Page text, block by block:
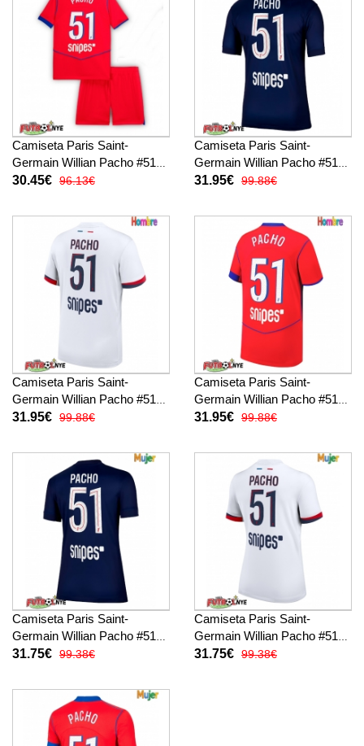
Camiseta Paris Saint-
Germain Willian Pacho #51
Tercera Equipación para
(+ pantalones cortos)
30.45€ 96.13€
Camiseta Paris Saint-
Germain Willian Pacho #51
Primera Equipación 2025-26
31.95€ 99.88€
Camiseta Paris Saint-
Germain Willian Pacho #51
Visitante Equipación 2025-26
31.95€ 99.88€
Camiseta Paris Saint-
Germain Willian Pacho #51
Tercera Equipación 2025-26
31.95€ 99.88€
Camiseta Paris Saint-
Germain Willian Pacho #51
Primera Equipación para
31.75€ 99.38€
Camiseta Paris Saint-
Germain Willian Pacho #51
Visitante Equipación para
31.75€ 99.38€